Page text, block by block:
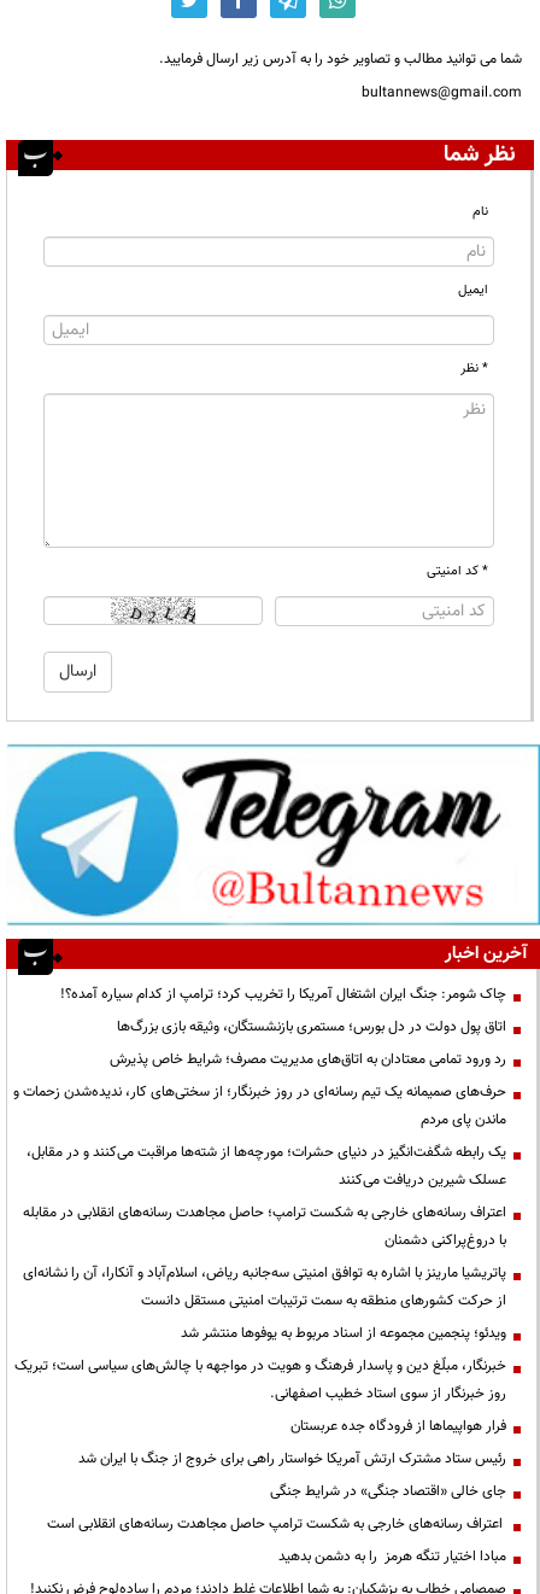
شما می توانید مطالب و تصاویر خود را به آدرس زیر ارسال فرمایید.
bultannews@gmail.com
نظر شما
نام
ایمیل
* نظر
* کد امنیتی
آخرین اخبار
چاک شومر: جنگ ایران اشتغال آمریکا را تخریب کرد؛ ترامپ از کدام سیاره آمده؟!
اتاق پول دولت در دل بورس؛ مستمری بازنشستگان، وثیقه بازی بزرگ‌ها
رد ورود تمامی معتادان به اتاق‌های مدیریت مصرف؛ شرایط خاص پذیرش
حرف‌های صمیمانه یک تیم رسانه‌ای در روز خبرنگار؛ از سختی‌های کار، ندیده‌شدن زحمات و
ماندن پای مردم
یک رابطه شگفت‌انگیز در دنیای حشرات؛ مورچه‌ها از شته‌ها مراقبت می‌کنند و در مقابل،
عسلک شیرین دریافت می‌کنند
اعتراف رسانه‌های خارجی به شکست ترامپ؛ حاصل مجاهدت رسانه‌های انقلابی در مقابله
با دروغ‌پراکنی دشمنان
پاتریشیا مارینز با اشاره به توافق امنیتی سه‌جانبه ریاض، اسلام‌آباد و آنکارا، آن را نشانه‌ای
از حرکت کشورهای منطقه به سمت ترتیبات امنیتی مستقل دانست
ویدئو؛ پنجمین مجموعه از اسناد مربوط به یوفوها منتشر شد
خبرنگار، مبلّغ دین و پاسدار فرهنگ و هویت در مواجهه با چالش‌های سیاسی است؛ تبریک
روز خبرنگار از سوی استاد خطیب اصفهانی.
فرار هواپیماها از فرودگاه جده عربستان
رئیس ستاد مشترک ارتش آمریکا خواستار راهی برای خروج از جنگ با ایران شد
جای خالی «اقتصاد جنگی» در شرایط جنگی
اعتراف رسانه‌های خارجی به شکست ترامپ حاصل مجاهدت رسانه‌های انقلابی است
مبادا اختیار تنگه هرمز را به دشمن بدهید
صمصامی خطاب به پزشکیان: به شما اطلاعات غلط دادند؛ مردم را ساده‌لوح فرض نکنید!